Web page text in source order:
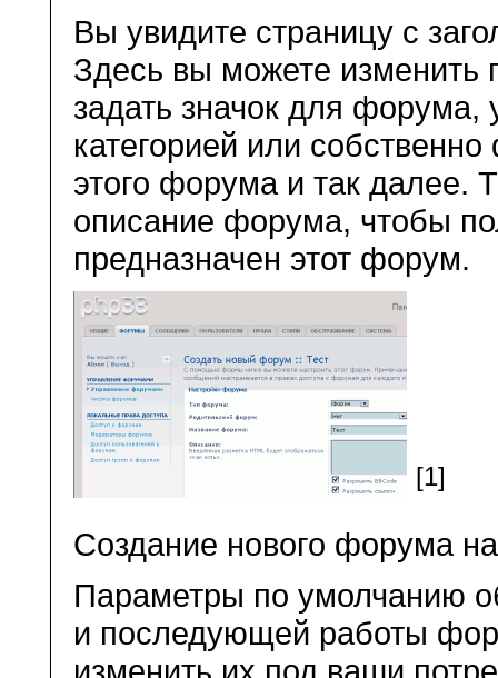
Вы увидите страницу с
Здесь вы можете
задать значок для форума,
категорией или
этого форума и так далее.
описание форума, чтобы
предназначен этот форум.
[1]
Создание нового форума
Параметры по умолчанию
и последующей работы
изменить их под ваши